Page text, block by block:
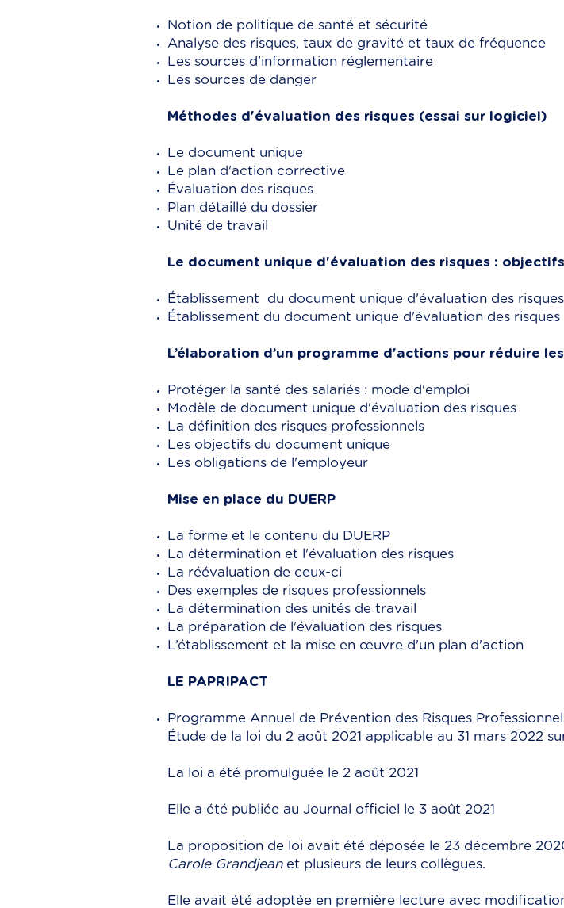
Notion de politique de santé et sécurité
Analyse des risques, taux de gravité et taux de fréquence
Les sources d'information réglementaire
Les sources de danger
Méthodes d'évaluation des risques (essai sur logiciel)
Le document unique
Le plan d'action corrective
Évaluation des risques
Plan détaillé du dossier
Unité de travail
Le document unique d'évaluation des risques :
Établissement du document unique d'évaluation des
Établissement du document unique d'évaluation des
L’élaboration d’un programme d'actions pour réduire
Protéger la santé des salariés : mode d'emploi
Modèle de document unique d'évaluation des risques
La définition des risques professionnels
Les objectifs du document unique
Les obligations de l'employeur
Mise en place du DUERP
La forme et le contenu du DUERP
La détermination et l'évaluation des risques
La réévaluation de ceux-ci
Des exemples de risques professionnels
La détermination des unités de travail
La préparation de l'évaluation des risques
L’établissement et la mise en œuvre d'un plan d'action
LE PAPRIPACT
Programme Annuel de Prévention des Risques
Étude de la loi du 2 août 2021 applicable au 31 mars 2022
La loi a été promulguée le 2 août 2021
Elle a été publiée au Journal officiel le 3 août 2021
La proposition de loi avait été déposée le 23 décembre
Carole Grandjeanet plusieurs de leurs collègues.
Elle avait été adoptée en première lecture avec